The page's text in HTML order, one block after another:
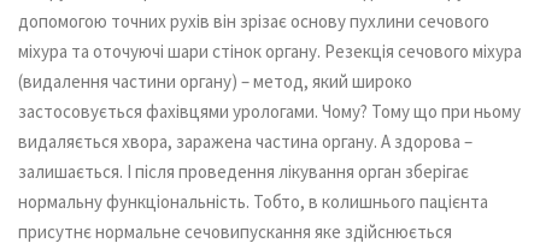
допомогою точних рухів він зрізає основу пухлини сечового
міхура та оточуючі шари стінок органу. Резекція сечового міхура
(видалення частини органу) – метод, який широко
застосовується фахівцями урологами. Чому? Тому що при ньому
видаляється хвора, заражена частина органу. А здорова –
залишається. І після проведення лікування орган зберігає
нормальну функціональність. Тобто, в колишнього пацієнта
присутнє нормальне сечовипускання яке здійснюється